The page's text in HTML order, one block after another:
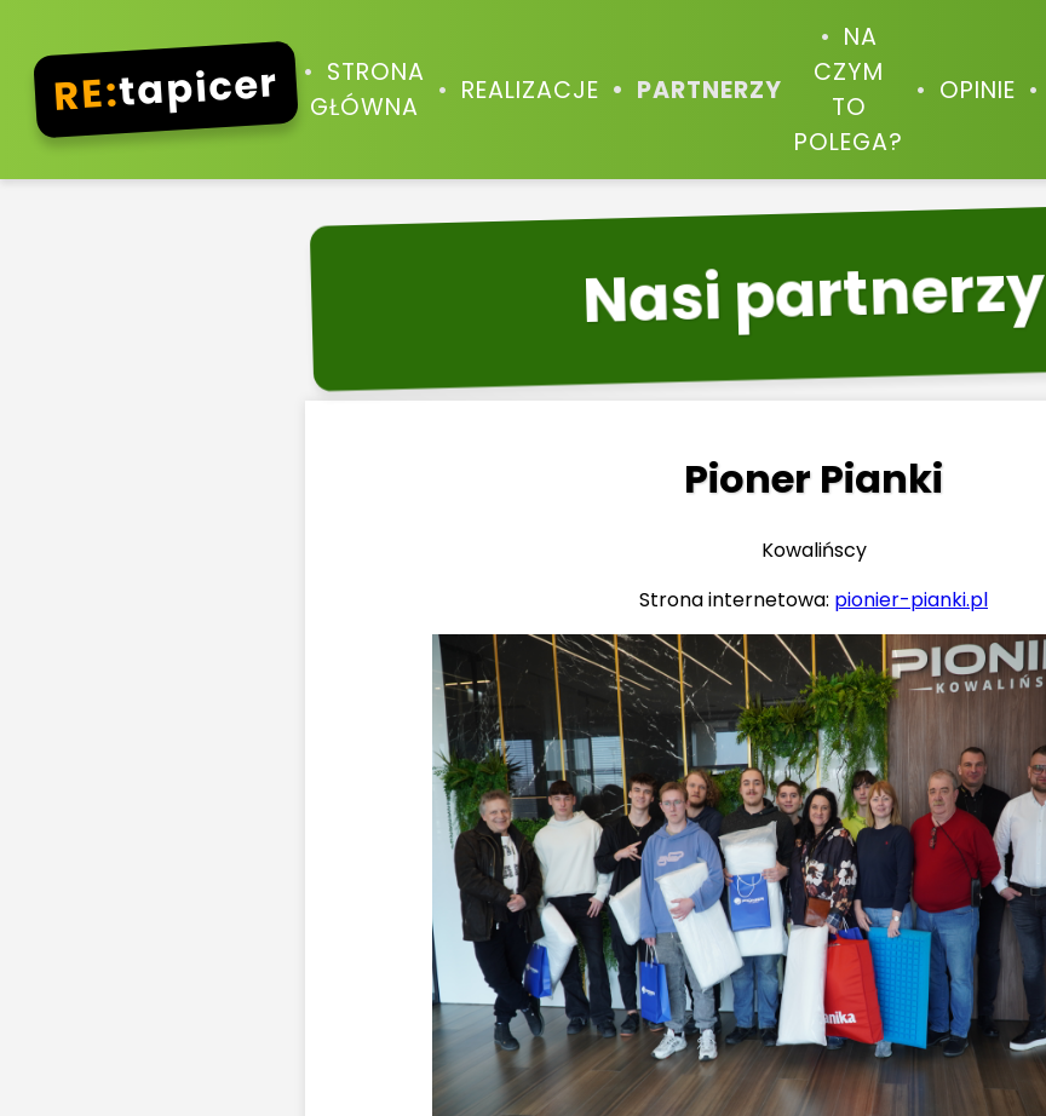
RE:tapicer
STRONA
GŁÓWNA
REALIZACJE PARTNERZY
NA
CZYM
TO
POLEGA?
OPINIE
Nasi partnerzy
Pioner Pianki
Kowalińscy
Strona internetowa: pionier-pianki.pl